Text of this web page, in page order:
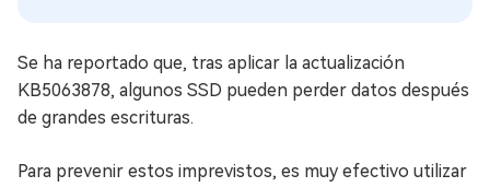
Se ha reportado que, tras aplicar la actualización
KB5063878, algunos SSD pueden perder datos después
de grandes escrituras.
Para prevenir estos imprevistos, es muy efectivo utilizar